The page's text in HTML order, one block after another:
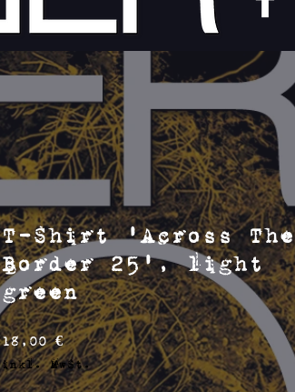
T-Shirt 'Across The
Border 25', light
green
18,00 €Preis
inkl. MwSt.